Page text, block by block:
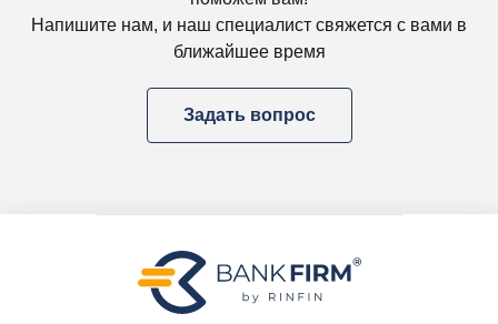
Напишите нам, и наш специалист свяжется с вами в
ближайшее время
Задать вопрос